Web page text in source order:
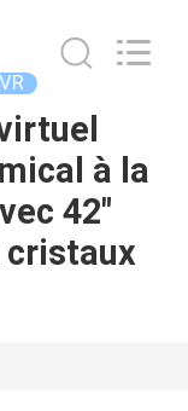
à la
42"
cristaux